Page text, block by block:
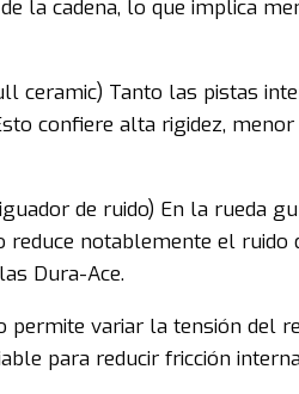
la cadena, lo que implica
ceramic) Tanto las pistas
confiere alta rigidez,
de ruido) En la rueda
notablemente el
Dura-Ace.
permite variar la tensión del
para reducir fricción